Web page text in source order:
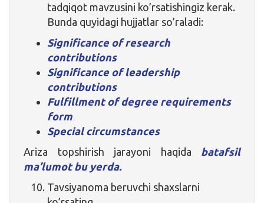
tadqiqot mavzusini ko’rsatishingiz kerak.
Bunda quyidagi hujjatlar so’raladi:
Significance of research
contributions
Significance of leadership
contributions
Fulfillment of degree requirements
form
Special circumstances
Ariza topshirish jarayoni haqida batafsil
ma’lumot bu yerda.
Tavsiyanoma beruvchi shaxslarni